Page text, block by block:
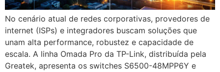
No cenário atual de redes corporativas, provedores de
internet (ISPs) e integradores buscam soluções que
unam alta performance, robustez e capacidade de
escala. A linha Omada Pro da TP-Link, distribuída pela
Greatek, apresenta os switches S6500-48MPP6Y e